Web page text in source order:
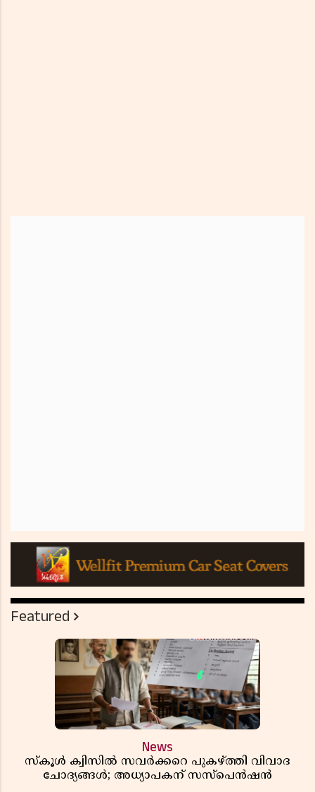
Featured
News
സ്കൂൾ ക്വിസിൽ സവർക്കറെ പുകഴ്ത്തി വിവാദ
ചോദ്യങ്ങൾ; അധ്യാപകന് സസ്പെൻഷൻ